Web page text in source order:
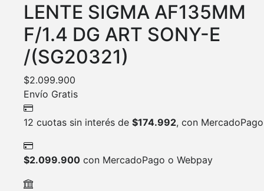
LENTE SIGMA AF135MM
F/1.4 DG ART SONY-E
/(SG20321)
$2.099.900
Envío Gratis
12 cuotas sin interés de $174.992, con MercadoPago
$2.099.900 con MercadoPago o Webpay